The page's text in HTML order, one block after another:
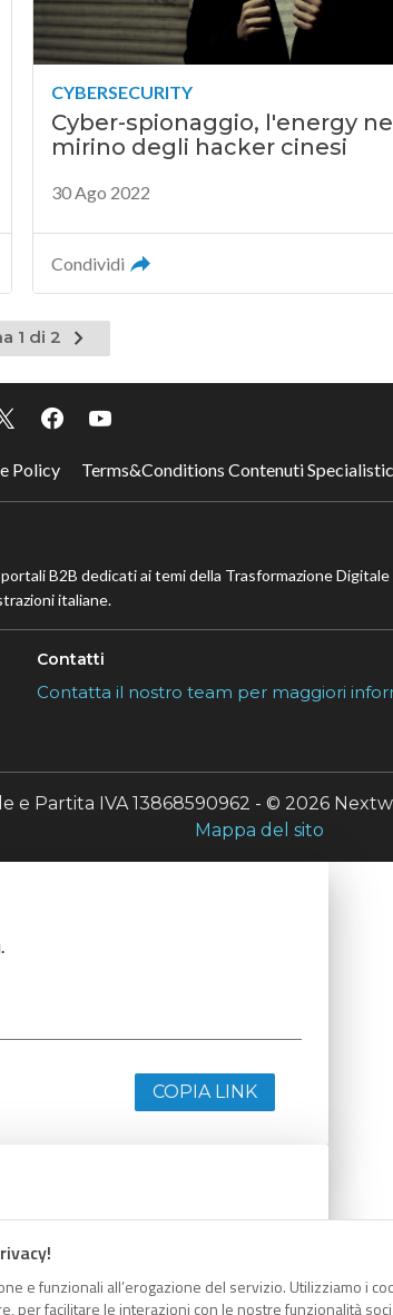
CYBERSECURITY
Cyber-spionaggio, l'energy
mirino degli hacker cinesi
30 Ago 2022
Condividi
1 di 2
Pagina
successiva
e funzionali all’erogazione del servizio. Utilizziamo i
per facilitare le interazioni con le nostre funzionalità
Policy Terms&Conditions Contenuti
B2B dedicati ai temi della Trasformazione
italiane.
Contatti
Contatta il nostro team per maggiori
e Partita IVA 13868590962 - © 2026
Mappa del sito
COPIA LINK